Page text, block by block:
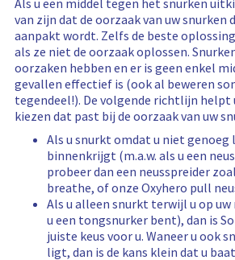
Als u een middel tegen het snurken
van zijn dat de oorzaak van uw snurken
aanpakt wordt. Zelfs de beste
als ze niet de oorzaak oplossen.
oorzaken hebben en er is geen enkel
gevallen effectief is (ook al beweren
tegendeel!). De volgende richtlijn helpt
kiezen dat past bij de oorzaak van uw
Als u snurkt omdat u niet genoeg
binnenkrijgt (m.a.w. als u een
probeer dan een neusspreider
breathe, of onze Oxyhero pull
Als u alleen snurkt terwijl u op uw
u een tongsnurker bent), dan is
juiste keus voor u. Waneer u ook
ligt, dan is de kans klein dat u